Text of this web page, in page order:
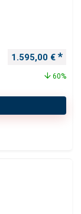
Ursprünglicher
1.595,00 €
60%